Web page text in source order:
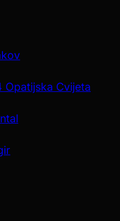
Opatijska Cvijeta